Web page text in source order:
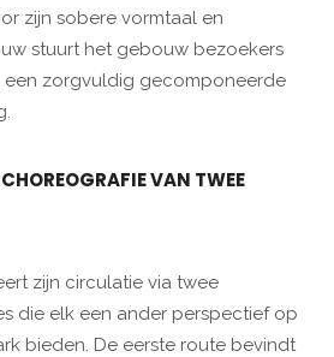
zijn sobere vormtaal en
stuurt het gebouw bezoekers
zorgvuldig gecomponeerde
VAN TWEE
zijn circulatie via twee
die elk een ander perspectief op
bieden. De eerste route bevindt